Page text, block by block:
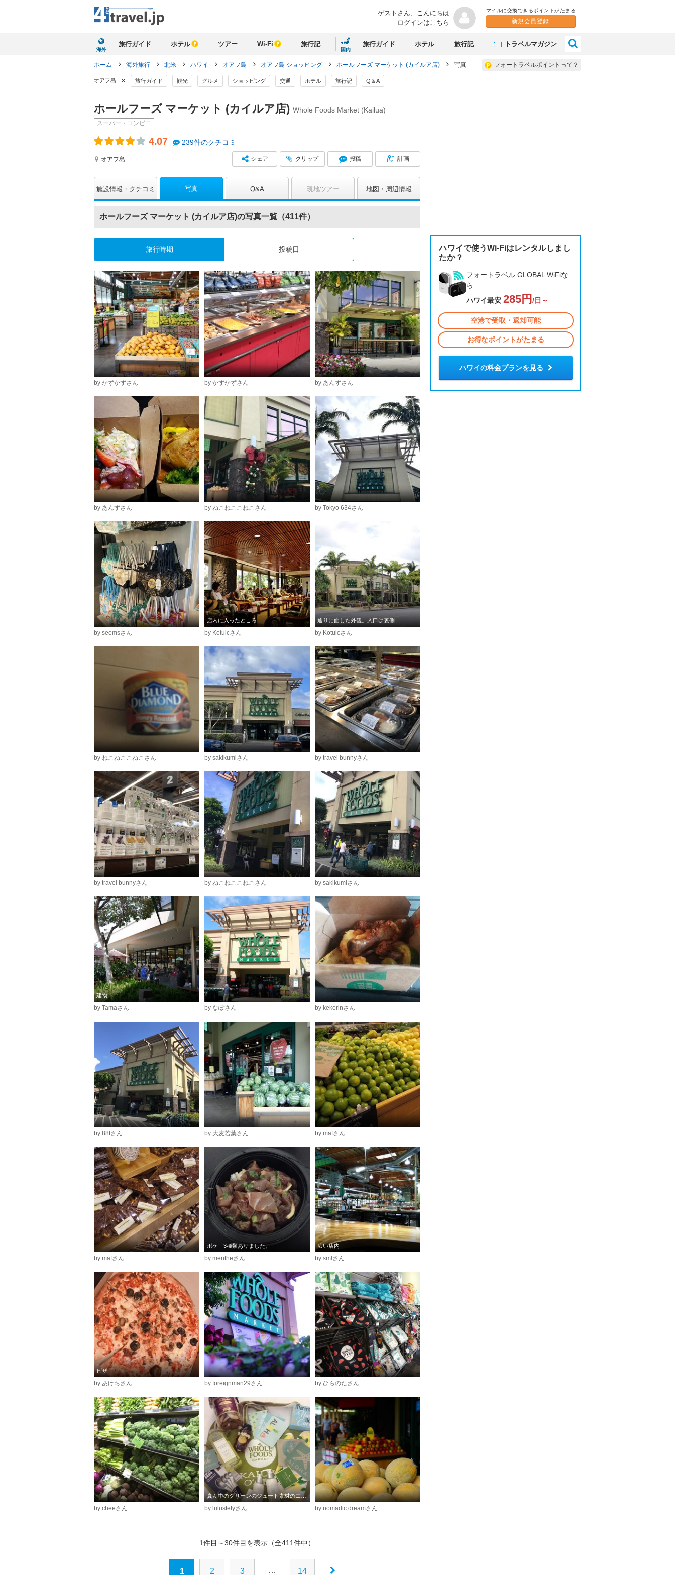
ゲストさん、 こんにちは
ログインはこちら
マイルに交換できるポイントがたまる
新規会員登録
海外
旅行ガイド ホテル ツアー Wi-Fi 旅行記
国内
旅行ガイド ホテル 旅行記 トラベルマガジン
フォートラベルポイントって？
ホーム 海外旅行 北米 ハワイ オアフ島 オアフ島 ショッピング ホールフーズ マーケット (カイルア店) 写真
オアフ島 × 旅行ガイド 観光 グルメ ショッピング 交通 ホテル 旅行記 Q＆A
ホールフーズ マーケット (カイルア店) Whole Foods Market (Kailua)
スーパー・コンビニ
4.07 239件のクチコミ
オアフ島 シェア クリップ 投稿 計画
施設情報 クチコミ 写真 Q&A 現地ツアー 地図 周辺情報
ホールフーズ マーケット (カイルア店)の写真一覧（411件）
旅行時期 投稿日
by かずかずさん by かずかずさん by あんずさん
by あんずさん by ねこねここねこさん by Tokyo 634さん
by seemsさん
店内に入ったところ
by Kotuicさん
通りに面した外観。入口は裏側
by Kotuicさん
by ねこねここねこさん by sakikumiさん by travel bunnyさん
by travel bunnyさん by ねこねここねこさん by sakikumiさん
建物
by Tamaさん by なぽさん by kekorinさん
by 88tさん by 大麦若葉さん by mafさん
by mafさん
ポケ 3種類ありました。
by mentheさん
広い店内
by smlさん
ピザ
by あけちさん by foreignman29さん by ひらのたさん
by cheeさん
真ん中のグリーンのジュート素材のエコバッグを今回購入
by lulustefyさん by nomadic dreamさん
1件目～30件目を表示（全411件中）
1 2 3 … 14
ハワイで使うWi-Fiはレンタルしまし
たか？
フォートラベル GLOBAL WiFiな
ら
ハワイ最安 285円 /日～
空港で受取・返却可能
お得なポイントがたまる
ハワイの料金プランを見る